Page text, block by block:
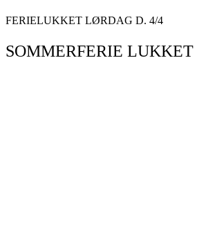
Videre
indhold
FERIELUKKET LØRDAG D. 4/4
SOMMERFERIE